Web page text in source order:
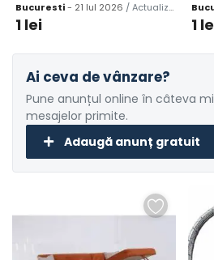
Bucuresti- 21 Iul 2026 / Actualizat: 4 Aug 2026
1 lei 1
Ai ceva de vânzare?
Pune anunțul online în câteva
mesajelor primite.
Adaugă anunț gratuit